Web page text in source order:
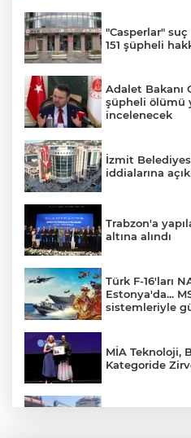
"Casperlar"
151 şüpheli
Adalet Bakanı
şüpheli ölümü
incelenecek
İzmit
iddialarına
Trabzon'a
altına alındı
Türk F-16'ları
Estonya'da...
sistemleriyle
MİA Teknoloji,
Kategoride